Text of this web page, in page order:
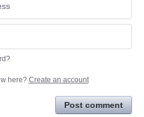
here? Create an account
Post comment